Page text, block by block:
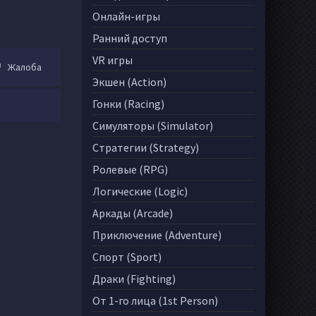
Жалоба
Онлайн-игры
Ранний доступ
VR игры
Экшен (Action)
Гонки (Racing)
Симуляторы (Simulator)
Стратегии (Strategy)
Ролевые (RPG)
Логические (Logic)
Аркады (Arcade)
Приключение (Adventure)
Спорт (Sport)
Драки (Fighting)
От 1-го лица (1st Person)